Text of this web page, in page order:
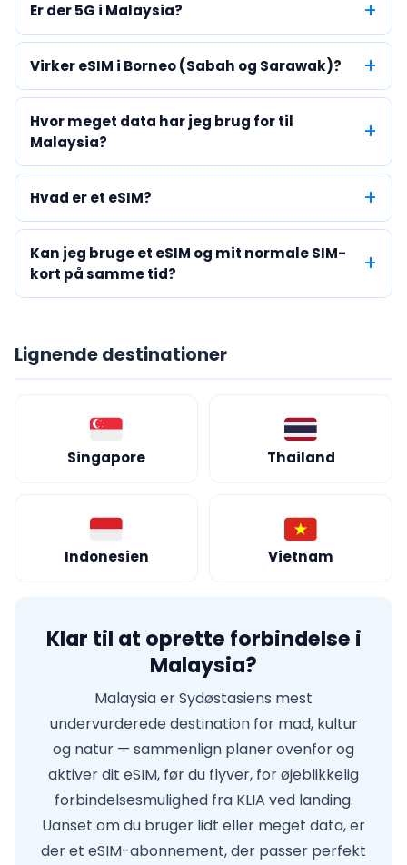
Er der 5G i Malaysia?
Virker eSIM i Borneo (Sabah og Sarawak)?
Hvor meget data har jeg brug for til
Malaysia?
Hvad er et eSIM?
Kan jeg bruge et eSIM og mit normale SIM-
kort på samme tid?
Lignende destinationer
Singapore Thailand
Indonesien Vietnam
Klar til at oprette forbindelse i
Malaysia?
Malaysia er Sydøstasiens mest
undervurderede destination for mad, kultur
og natur — sammenlign planer ovenfor og
aktiver dit eSIM, før du flyver, for øjeblikkelig
forbindelsesmulighed fra KLIA ved landing.
Uanset om du bruger lidt eller meget data, er
der et eSIM-abonnement, der passer perfekt